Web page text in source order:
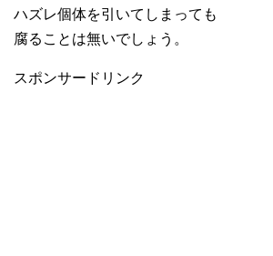
ハズレ個体を引いてしまっても
腐ることは無いでしょう。
スポンサードリンク